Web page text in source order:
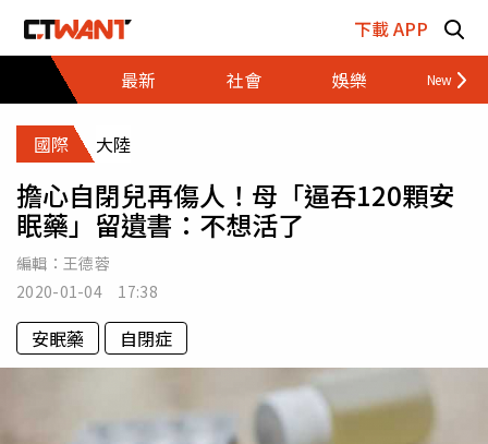
下載 APP
最新
社會 娛樂 財經
國際 大陸
擔心自閉兒再傷人！母「逼吞120顆安
眠藥」留遺書：不想活了
編輯： 王德蓉
2020-01-04 17:38
安眠藥 自閉症